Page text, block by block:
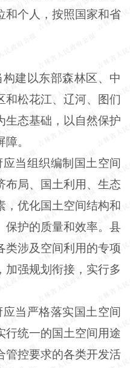
和个人，按照国家和省
建以东部森林区、中
和松花江、辽河、图们
生态基础，以自然保护
。
当组织编制国土空间
布局、国土利用、生态
，优化国土空间结构和
保护的质量和效率。县
类涉及空间利用的专项
加强规划衔接，实行多
当严格落实国土空间
行统一的国土空间用途
管控要求的各类开发活